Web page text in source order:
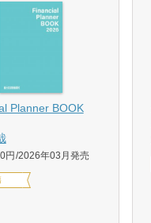
Planner BOOK
円 2026年03月発売